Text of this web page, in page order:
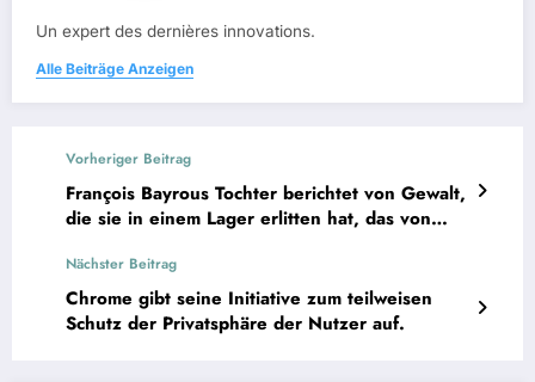
Un expert des dernières innovations.
Alle Beiträge Anzeigen
Vorheriger Beitrag
François Bayrous Tochter berichtet von Gewalt,
die sie in einem Lager erlitten hat, das von
wurde, die mit der Bétharram-Affäre in
Verbindung steht.
Nächster Beitrag
Chrome gibt seine Initiative zum teilweisen
Schutz der Privatsphäre der Nutzer auf.